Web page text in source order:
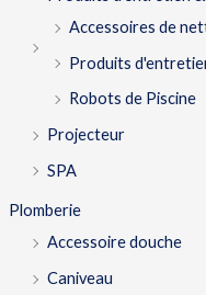
Accessoires de
Produits
Robots de Piscine
Projecteur
SPA
Plomberie
Accessoire douche
Caniveau